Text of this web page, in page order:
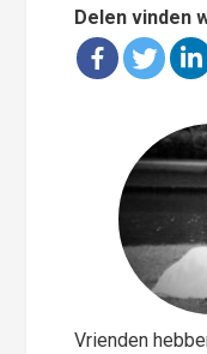
Delen vinden
Vrienden